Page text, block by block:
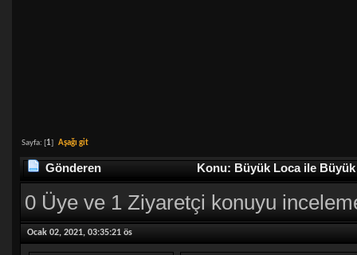
Sayfa: [1] Aşağı git
Gönderen Konu: Büyük Loca ile Büyük
0 Üye ve 1 Ziyaretçi konuyu
Ocak 02, 2021, 03:35:21 ös